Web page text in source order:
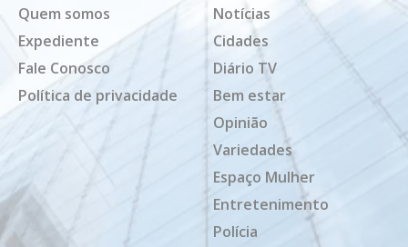
Quem somos
Expediente
Fale Conosco
Política de privacidade
Notícias
Cidades
Diário TV
Bem estar
Opinião
Variedades
Espaço Mulher
Entretenimento
Polícia